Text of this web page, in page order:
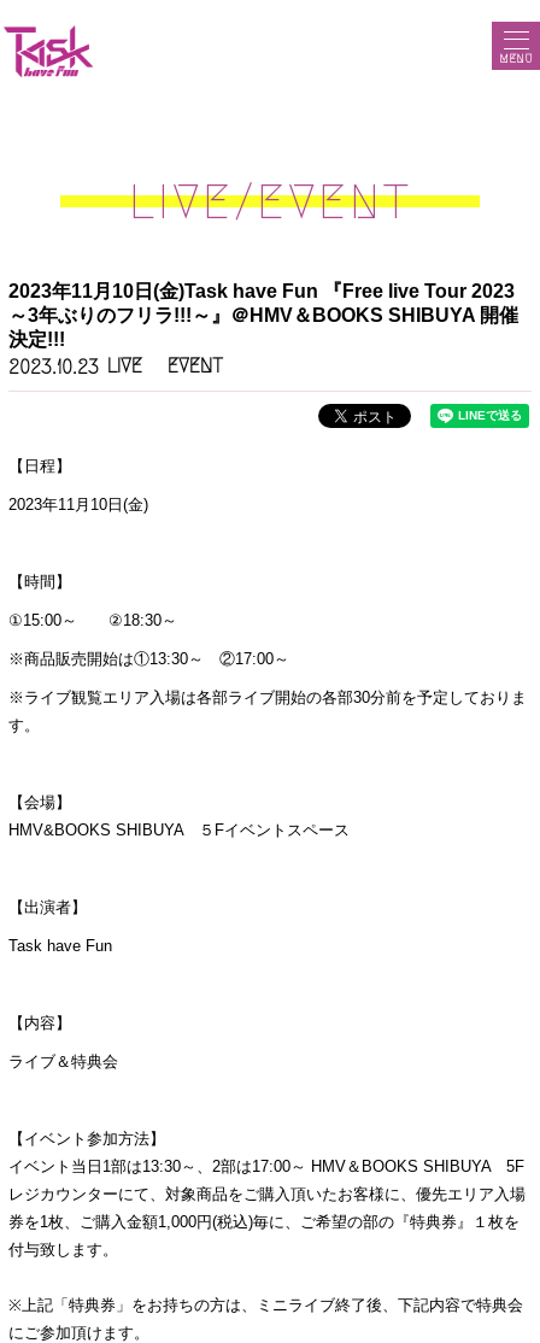
MENU
LIVE/EVENT
2023年11月10日(金)Task have Fun 『Free live Tour 2023
～3年ぶりのフリラ!!!～』＠HMV＆BOOKS SHIBUYA 開催
決定!!!
2023.10.23 LIVE EVENT
【日程】
2023年11月10日(金)
【時間】
①15:00～ ②18:30～
※商品販売開始は①13:30～ ②17:00～
※ライブ観覧エリア入場は各部ライブ開始の各部30分前を予定しておりま
す。
【会場】
HMV&BOOKS SHIBUYA ５Fイベントスペース
【出演者】
Task have Fun
【内容】
ライブ＆特典会
【イベント参加方法】
イベント当日1部は13:30～、2部は17:00～ HMV＆BOOKS SHIBUYA 5F
レジカウンターにて、対象商品をご購入頂いたお客様に、優先エリア入場
券を1枚、ご購入金額1,000円(税込)毎に、ご希望の部の『特典券』１枚を
付与致します。
※上記「特典券」をお持ちの方は、ミニライブ終了後、下記内容で特典会
にご参加頂けます。